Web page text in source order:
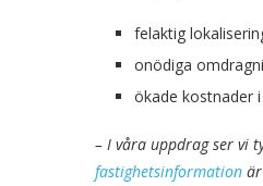
felaktig
onödiga
ökade kostnader
– I våra uppdrag ser vi
fastighetsinformation